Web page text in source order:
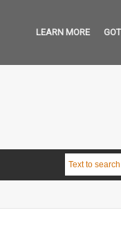
LEARN MORE